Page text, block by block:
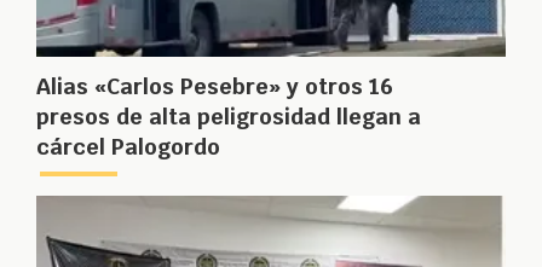
Alias «Carlos Pesebre» y otros 16
presos de alta peligrosidad llegan a
cárcel Palogordo